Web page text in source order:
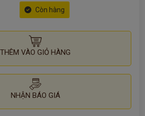
Còn hàng
THÊM VÀO GIỎ HÀNG
NHẬN BÁO GIÁ